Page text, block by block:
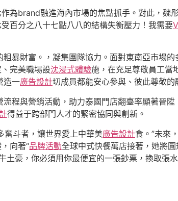
為brand融進海內市場的焦點抓手。對此，魏
百分之八十七點八八的結構失衡壓力！我需要
粗暴財富。，凝集團隊協力。面對東南亞市場的
完美職場設沈浸式體驗施，在充足尊敬員工當
造一廣告設計切成員都能安心參與、彼此尊敬的
程與營銷活動，助力泰國門店翻臺率顯著晉陞
得益于跨部門人才的緊密協同與創新。
奮斗者，讓世界愛上中華美廣告設計食。”未來
向著“品牌活動全球中式快餐萬店接著，她將
豪，你必須用你最便宜的一張鈔票，換取張